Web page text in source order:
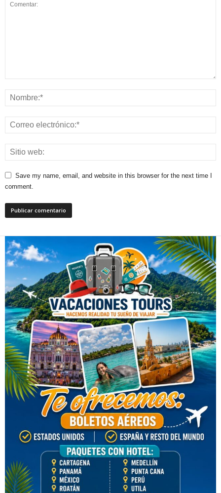
Save my name, email, and website in this browser for the next time I
comment.